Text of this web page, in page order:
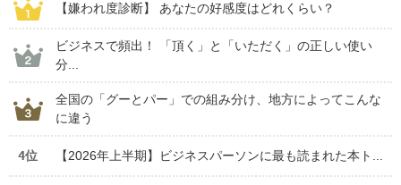
【嫌われ度診断】 あなたの好感度はどれくらい？
ビジネスで頻出！ 「頂く」と「いただく」の正しい使い
分...
全国の「グーとパー」での組み分け、地方によってこんな
に違う
4位 【2026年上半期】ビジネスパーソンに最も読まれた本ト...